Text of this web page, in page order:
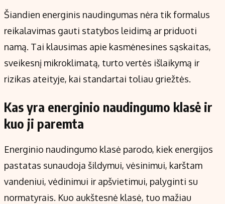
Šiandien energinis naudingumas nėra tik formalus
reikalavimas gauti statybos leidimą ar priduoti
namą. Tai klausimas apie kasmėnesines sąskaitas,
sveikesnį mikroklimatą, turto vertės išlaikymą ir
rizikas ateityje, kai standartai toliau griežtės.
Kas yra energinio naudingumo klasė ir
kuo ji paremta
Energinio naudingumo klasė parodo, kiek energijos
pastatas sunaudoja šildymui, vėsinimui, karštam
vandeniui, vėdinimui ir apšvietimui, palyginti su
normatyrais. Kuo aukštesnė klasė, tuo mažiau